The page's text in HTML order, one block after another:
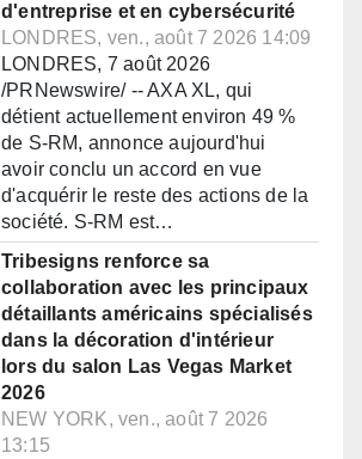
d'entreprise et en cybersécurité
LONDRES, ven., août 7 2026 14:09
LONDRES, 7 août 2026
/PRNewswire/ -- AXA XL, qui
détient actuellement environ 49 %
de S-RM, annonce aujourd'hui
avoir conclu un accord en vue
d'acquérir le reste des actions de la
société. S-RM est…
Tribesigns renforce sa
collaboration avec les principaux
détaillants américains spécialisés
dans la décoration d'intérieur
lors du salon Las Vegas Market
2026
NEW YORK, ven., août 7 2026
13:15